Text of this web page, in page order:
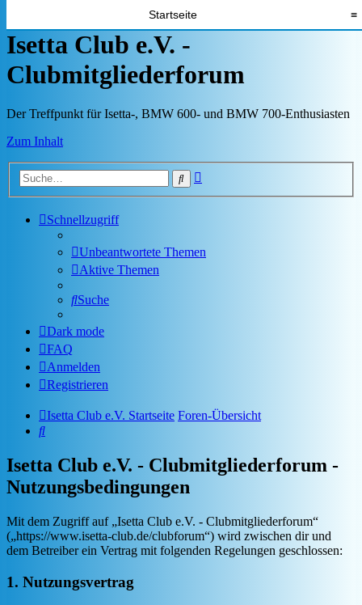
Startseite ≡
Isetta Club e.V. -
Clubmitgliederforum
Der Treffpunkt für Isetta-, BMW 600- und BMW 700-Enthusiasten
Zum Inhalt
Suche
Schnellzugriff
Unbeantwortete Themen
Aktive Themen
Suche
Dark mode
FAQ
Anmelden
Registrieren
Isetta Club e.V. Startseite Foren-Übersicht
Suche
Isetta Club e.V. - Clubmitgliederforum -
Nutzungsbedingungen
Mit dem Zugriff auf „Isetta Club e.V. - Clubmitgliederforum“
(„https://www.isetta-club.de/clubforum“) wird zwischen dir und
dem Betreiber ein Vertrag mit folgenden Regelungen geschlossen:
1. Nutzungsvertrag